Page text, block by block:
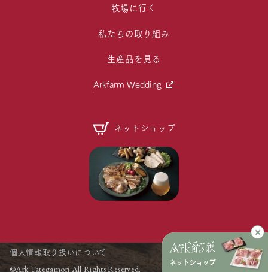
ネットショップ
牧場に行く
私たちの取り組み
生産品を見る
Arkfarm Wedding
ネットショップ
個人情報取り扱いについて
©Ark Tategamori All Rights Reserved.